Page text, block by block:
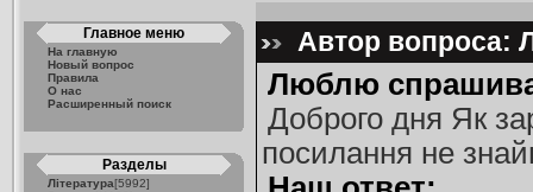
Главное меню
На главную
Новый вопрос
Правила
О нас
Расширенный поиск
Разделы
Література[5992]
Автор вопроса:
Люблю
Доброго дня Як
посилання не